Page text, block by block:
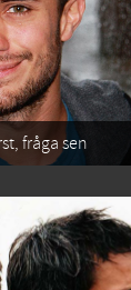
fråga sen